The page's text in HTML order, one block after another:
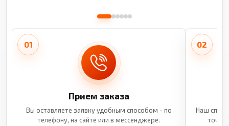
01
Прием заказа
Вы оставляете заявку удобным способом - по
телефону, на сайте или в мессенджере.
02
Наш